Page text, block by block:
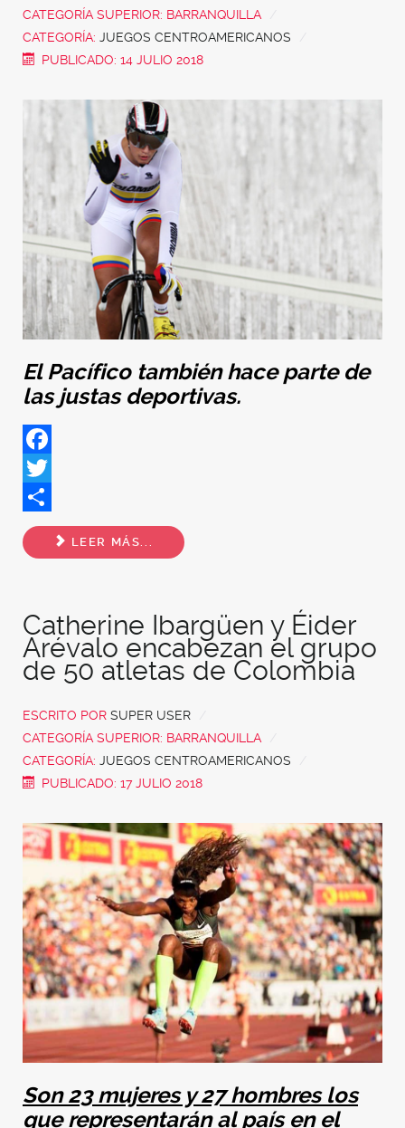
CATEGORÍA SUPERIOR: BARRANQUILLA
CATEGORÍA: JUEGOS CENTROAMERICANOS
PUBLICADO: 14 JULIO 2018
El Pacífico también hace parte de
las justas deportivas.
Facebook
Twitter
Share
LEER MÁS...
Catherine Ibargüen y Éider
Arévalo encabezan el grupo
de 50 atletas de Colombia
ESCRITO POR SUPER USER
CATEGORÍA SUPERIOR: BARRANQUILLA
CATEGORÍA: JUEGOS CENTROAMERICANOS
PUBLICADO: 17 JULIO 2018
Son 23 mujeres y 27 hombres los
que representarán al país en el